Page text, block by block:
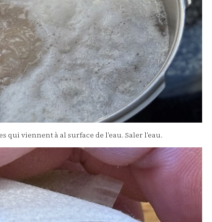
viennent à al surface de l’eau. Saler l’eau.